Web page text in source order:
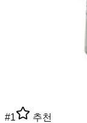
#1 추천